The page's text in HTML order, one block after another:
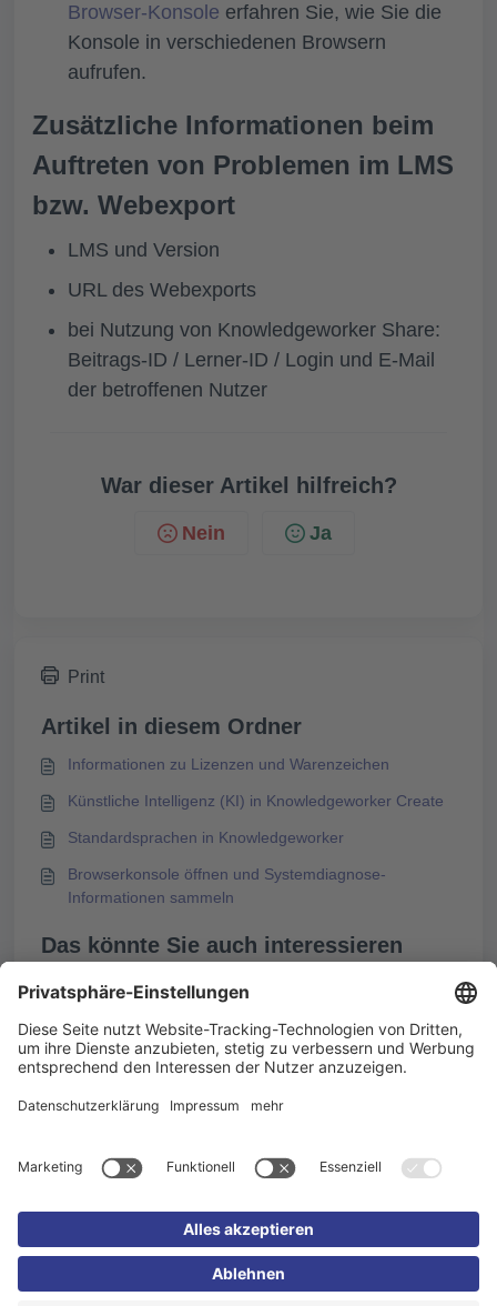
Browser-Konsole erfahren Sie, wie Sie die
Konsole in verschiedenen Browsern
aufrufen.
Zusätzliche Informationen beim
Auftreten von Problemen im LMS
bzw. Webexport
LMS und Version
URL des Webexports
bei Nutzung von Knowledgeworker Share:
Beitrags-ID / Lerner-ID / Login und E-Mail
der betroffenen Nutzer
War dieser Artikel hilfreich?
Nein Ja
Print
Artikel in diesem Ordner
Informationen zu Lizenzen und Warenzeichen
Künstliche Intelligenz (KI) in Knowledgeworker Create
Standardsprachen in Knowledgeworker
Browserkonsole öffnen und Systemdiagnose-
Informationen sammeln
Das könnte Sie auch interessieren
Geänderte Kursinhalte im LMS testen und neu
bereitstellen
Multisprachenexport von Kursen
Passworteingabe bei Web-Exporten wird in Browser
Microsoft Edge unterdrückt
veröffentlichen